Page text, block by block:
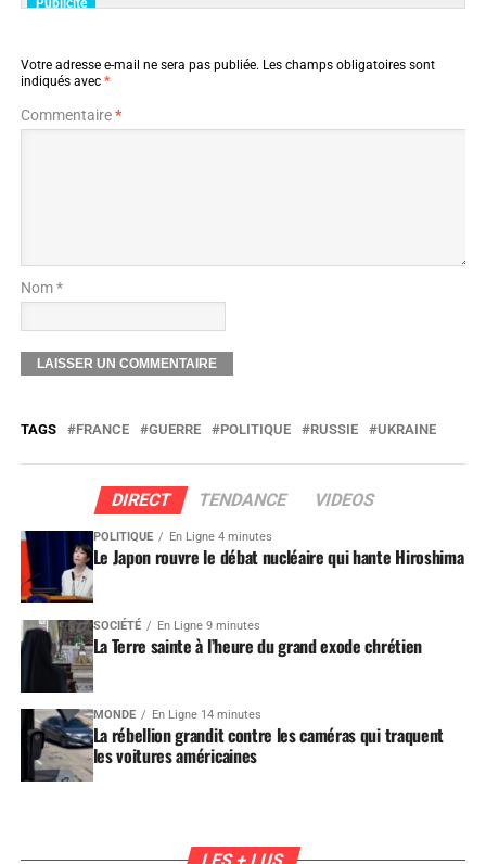
Votre adresse e-mail ne sera pas publiée. Les champs obligatoires sont
indiqués avec *
Commentaire*
Nom *
TAGS FRANCE GUERRE POLITIQUE RUSSIE UKRAINE
DIRECT TENDANCE VIDEOS
POLITIQUE En Ligne 4 minutes
Le Japon rouvre le débat nucléaire qui hante Hiroshima
SOCIÉTÉ En Ligne 9 minutes
La Terre sainte à l’heure du grand exode chrétien
MONDE En Ligne 14 minutes
La rébellion grandit contre les caméras qui traquent
les voitures américaines